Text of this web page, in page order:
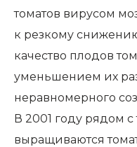
томатов вирусом
к резкому
качество плодов
уменьшением их
неравномерного
В 2001 году рядом
выращиваются